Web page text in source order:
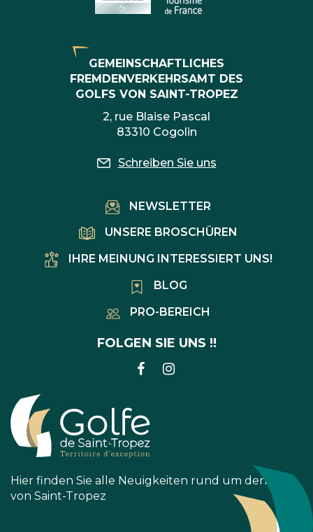
GEMEINSCHAFTLICHES
FREMDENVERKEHRSAMT DES
GOLFS VON SAINT-TROPEZ
2, rue Blaise Pascal
83310 Cogolin
Schreiben Sie uns
NEWSLETTER
UNSERE BROSCHÜREN
IHRE MEINUNG INTERESSIERT UNS!
BLOG
PRO-BEREICH
FOLGEN SIE UNS !!
LINK
KONTO
Hier finden Sie alle Neuigkeiten rund um den Golf
von Saint-Tropez